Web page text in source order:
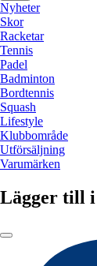
Nyheter
Skor
Racketar
Tennis
Padel
Badminton
Bordtennis
Squash
Lifestyle
Klubbområde
Utförsäljning
Varumärken
Lägger till i